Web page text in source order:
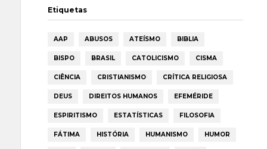
Etiquetas
AAP ABUSOS ATEÍSMO BIBLIA
BISPO BRASIL CATOLICISMO CISMA
CIÊNCIA CRISTIANISMO CRÍTICA RELIGIOSA
DEUS DIREITOS HUMANOS EFEMÉRIDE
ESPIRITISMO ESTATÍSTICAS FILOSOFIA
FÁTIMA HISTÓRIA HUMANISMO HUMOR